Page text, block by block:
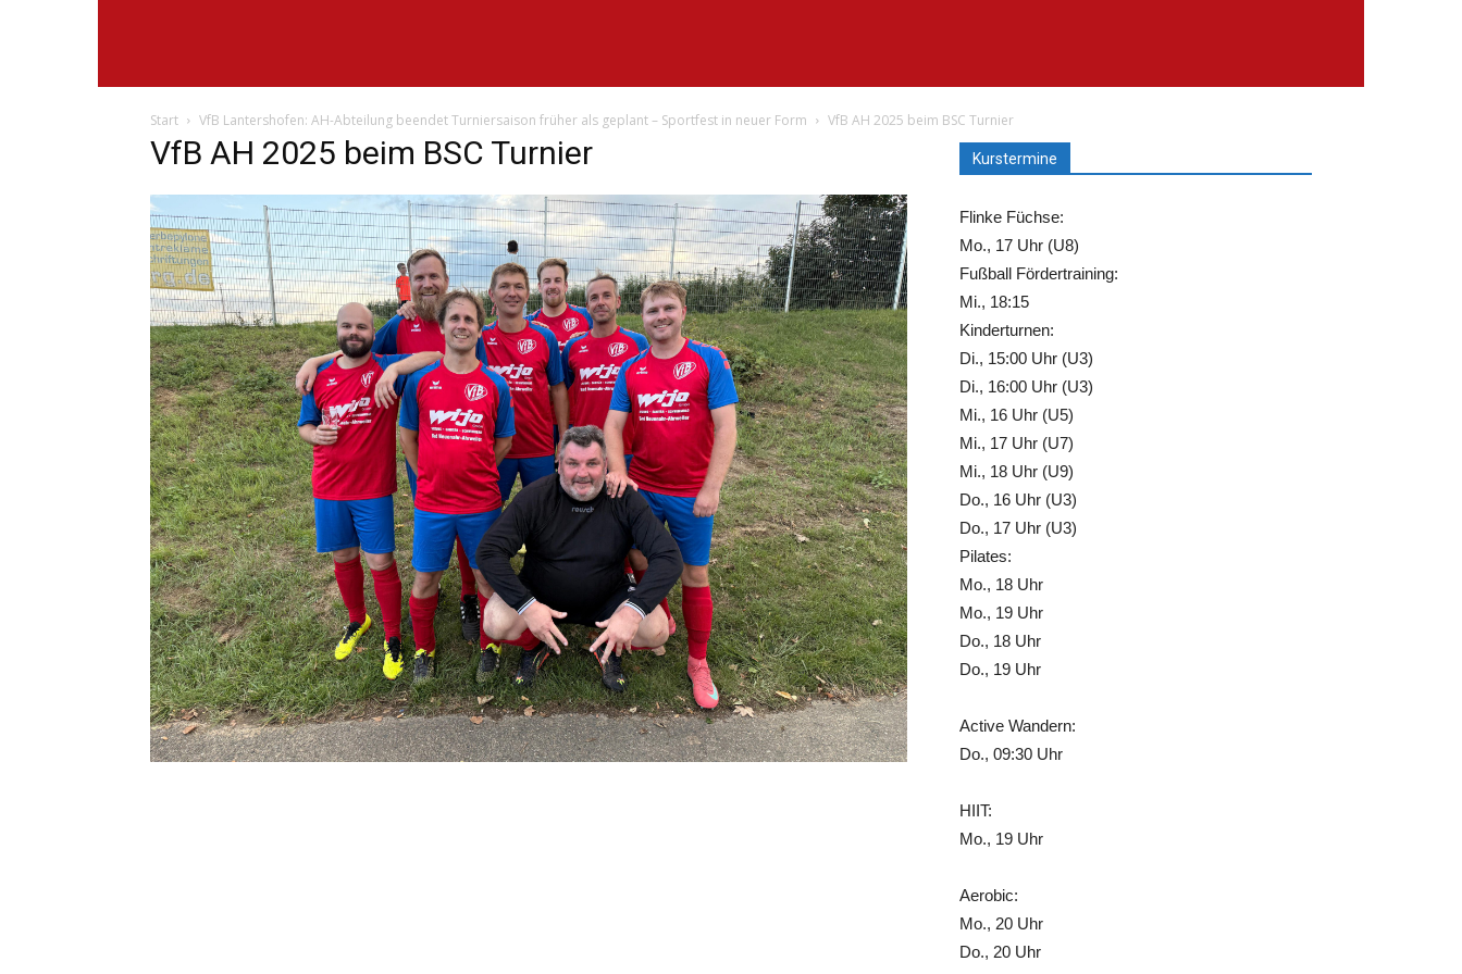
Start VfB Lantershofen: AH-Abteilung beendet Turniersaison früher als geplant – Sportfest in neuer Form VfB AH 2025 beim BSC Turnier
VfB AH 2025 beim BSC Turnier Kurstermine
Flinke Füchse:
Mo., 17 Uhr (U8)
Fußball Fördertraining:
Mi., 18:15
Kinderturnen:
Di., 15:00 Uhr (U3)
Di., 16:00 Uhr (U3)
Mi., 16 Uhr (U5)
Mi., 17 Uhr (U7)
Mi., 18 Uhr (U9)
Do., 16 Uhr (U3)
Do., 17 Uhr (U3)
Pilates:
Mo., 18 Uhr
Mo., 19 Uhr
Do., 18 Uhr
Do., 19 Uhr
Active Wandern:
Do., 09:30 Uhr
HIIT:
Mo., 19 Uhr
Aerobic:
Mo., 20 Uhr
Do., 20 Uhr